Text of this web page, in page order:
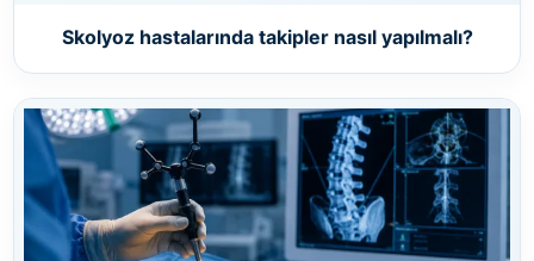
Skolyoz hastalarında takipler nasıl yapılmalı?